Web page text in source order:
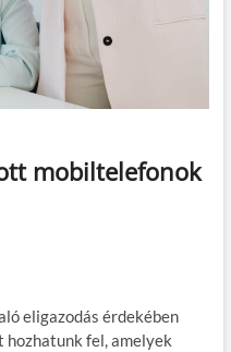
mobiltelefonok
eligazodás érdekében
hozhatunk fel, amelyek